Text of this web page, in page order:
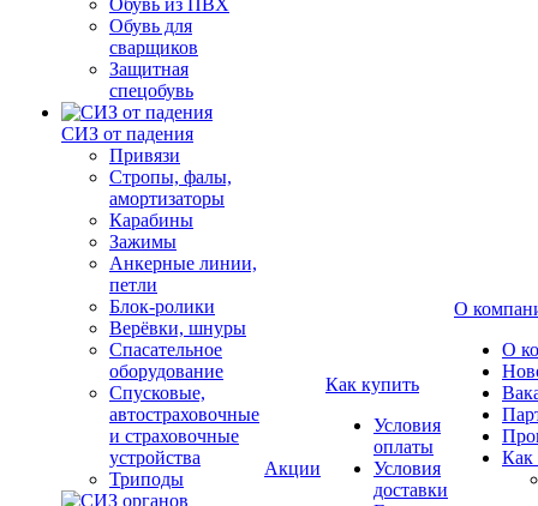
Обувь из ПВХ
Обувь для
сварщиков
Защитная
спецобувь
СИЗ от падения
Привязи
Стропы, фалы,
амортизаторы
Карабины
Зажимы
Анкерные линии,
петли
Блок-ролики
Верёвки, шнуры
Спасательное
оборудование
Спусковые,
автостраховочные
и страховочные
устройства
Триподы
Акции
Как купить
Условия
оплаты
Условия
доставки
О
О
Как